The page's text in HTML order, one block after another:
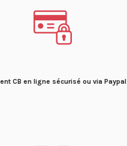
CB en ligne sécurisé ou via Paypal